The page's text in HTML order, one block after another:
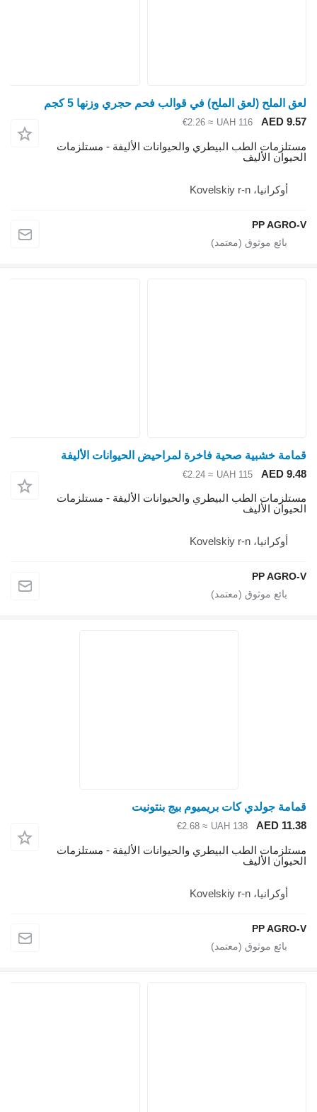
الملح (لعق الملح) في قوالب فحم حجري وزنها 5 كجم
AED
UAH 116
≈ €2.26
الطب البيطري والحيوانات الأليفة - مستلزمات
الأليف
أوكرانيا، Kovelskiy r-n
PP
خشبية صحية فاخرة لمراحيض الحيوانات الأليفة
AED
UAH 115
≈ €2.24
الطب البيطري والحيوانات الأليفة - مستلزمات
الأليف
أوكرانيا، Kovelskiy r-n
PP
جولدي كات بريميوم بيج بنتونيت
AED
UAH 138
≈ €2.68
الطب البيطري والحيوانات الأليفة - مستلزمات
الأليف
أوكرانيا، Kovelskiy r-n
PP